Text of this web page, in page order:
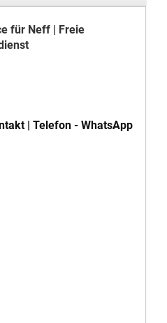
für Neff | Freie
| Telefon - WhatsApp